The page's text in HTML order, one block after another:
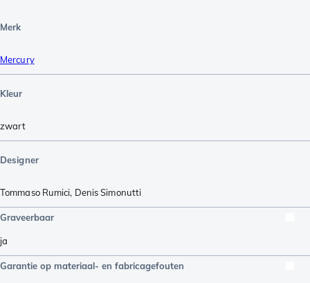
Merk
Mercury
Kleur
zwart
Designer
Tommaso Rumici, Denis Simonutti
Graveerbaar
ja
Garantie op materiaal- en fabricagefouten